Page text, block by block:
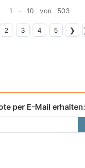
1 - 10 von 503
2 3 4 5 ❯
per E-Mail erhalten: